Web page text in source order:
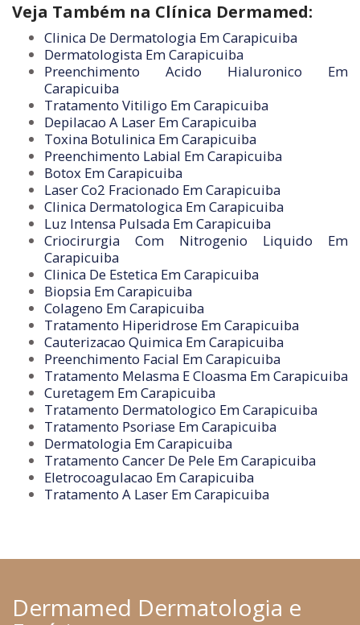
Veja Também na Clínica Dermamed:
Clinica De Dermatologia Em Carapicuiba
Dermatologista Em Carapicuiba
Preenchimento Acido Hialuronico Em
Carapicuiba
Tratamento Vitiligo Em Carapicuiba
Depilacao A Laser Em Carapicuiba
Toxina Botulinica Em Carapicuiba
Preenchimento Labial Em Carapicuiba
Botox Em Carapicuiba
Laser Co2 Fracionado Em Carapicuiba
Clinica Dermatologica Em Carapicuiba
Luz Intensa Pulsada Em Carapicuiba
Criocirurgia Com Nitrogenio Liquido Em
Carapicuiba
Clinica De Estetica Em Carapicuiba
Biopsia Em Carapicuiba
Colageno Em Carapicuiba
Tratamento Hiperidrose Em Carapicuiba
Cauterizacao Quimica Em Carapicuiba
Preenchimento Facial Em Carapicuiba
Tratamento Melasma E Cloasma Em Carapicuiba
Curetagem Em Carapicuiba
Tratamento Dermatologico Em Carapicuiba
Tratamento Psoriase Em Carapicuiba
Dermatologia Em Carapicuiba
Tratamento Cancer De Pele Em Carapicuiba
Eletrocoagulacao Em Carapicuiba
Tratamento A Laser Em Carapicuiba
Dermamed Dermatologia e